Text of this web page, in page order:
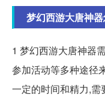
梦幻西游大唐神
1 梦幻西游大唐神器
参加活动等多种途径
一定的时间和精力,需